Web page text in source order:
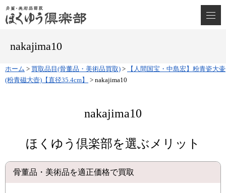
nakajima10
ホーム > 買取品目(骨董品・美術品買取) >
【人間国宝・中島宏】粉青瓷大壷
(粉青磁大壺)【直径35.4cm】
> nakajima10
nakajima10
ほくゆう倶楽部を選ぶメリット
骨董品・美術品を適正価格で買取